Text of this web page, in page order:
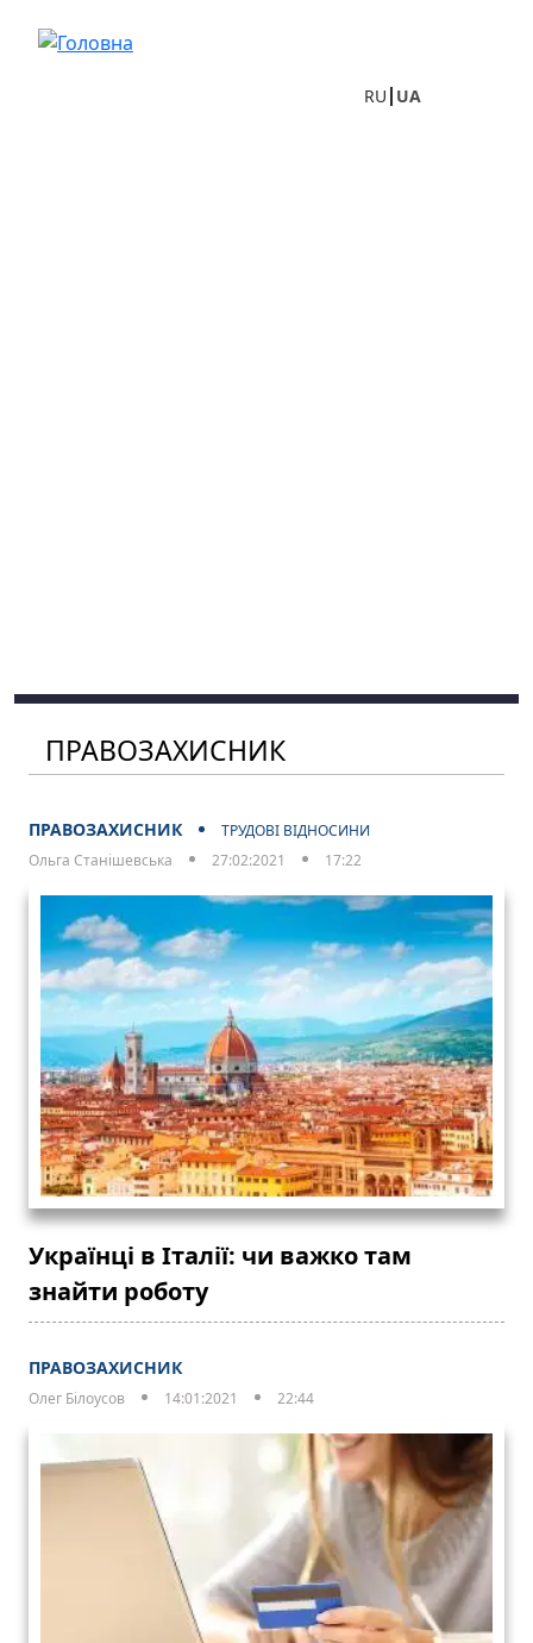
RU UA
ПРАВОЗАХИСНИК
ПРАВОЗАХИСНИК
ТРУДОВІ ВІДНОСИНИ
Ольга Станішевська
27:02:2021 17:22
Українці в Італії: чи важко там
знайти роботу
ПРАВОЗАХИСНИК
Олег Білоусов 14:01:2021 22:44